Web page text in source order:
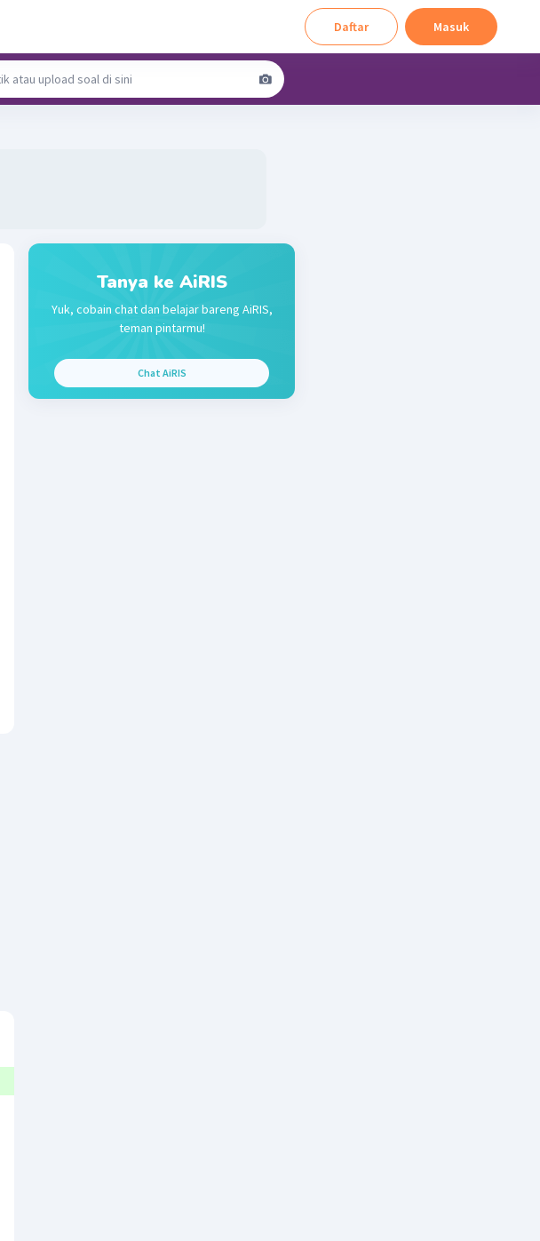
Daftar Masuk
Tanya ke AiRIS
Yuk, cobain chat dan belajar bareng AiRIS,
teman pintarmu!
Chat AiRIS